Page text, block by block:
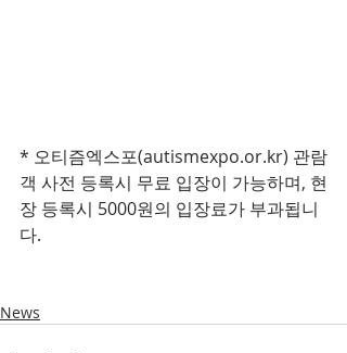
* 오티즘엑스포(autismexpo.or.kr) 관람
객 사전 등록시 무료 입장이 가능하며, 현
장 등록시 5000원의 입장료가 부과됩니
다.
News